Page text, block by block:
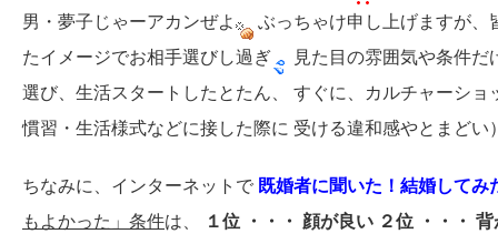
男・夢子じゃーアカンぜよ
ぶっちゃけ申し上げますが、
たイメージでお相手選びし過ぎ
見た目の雰囲気や条件だ
選び、生活スタートしたとたん、 すぐに、カルチャーショ
慣習・生活様式などに接した際に 受ける違和感やとまどい
ちなみに、インターネットで 既婚者に聞いた！結婚してみ
もよかった」条件は、 １位 ・・・ 顔が良い ２位 ・・・